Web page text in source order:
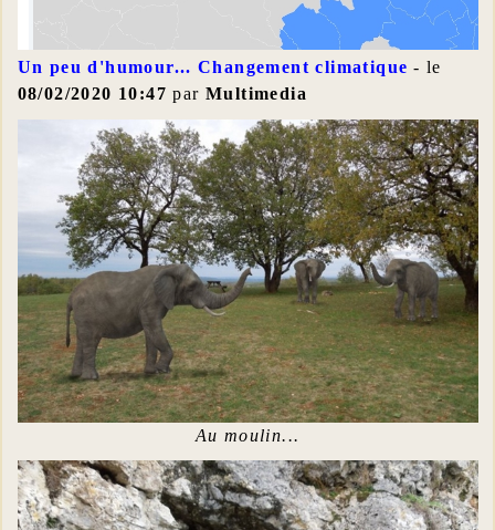
Un peu d'humour... Changement climatique - le
08/02/2020 10:47 par Multimedia
Au moulin...